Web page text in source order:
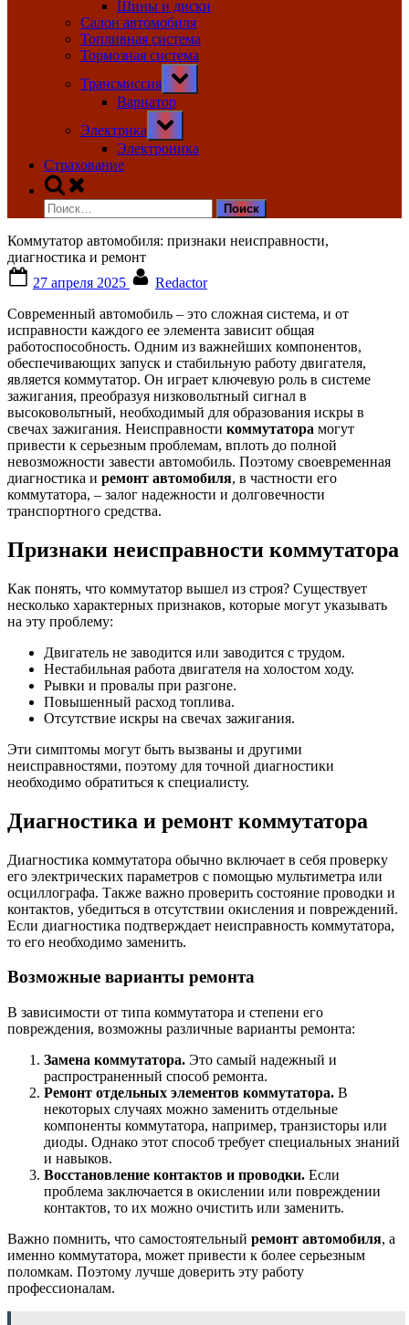
Шины и диски
Салон автомобиля
Топливная система
Тормозная система
Трансмиссия
Toggle
sub-
menu
Вариатор
Электрика
Toggle
sub-
menu
Электроника
Страхование
Toggle
search
form
Найти:
Коммутатор автомобиля: признаки неисправности,
диагностика и ремонт
on
27 апреля 2025
Redactor
Современный автомобиль – это сложная система, и от
исправности каждого ее элемента зависит общая
работоспособность. Одним из важнейших компонентов,
обеспечивающих запуск и стабильную работу двигателя,
является коммутатор. Он играет ключевую роль в системе
зажигания, преобразуя низковольтный сигнал в
высоковольтный, необходимый для образования искры в
свечах зажигания. Неисправности коммутатора могут
привести к серьезным проблемам, вплоть до полной
невозможности завести автомобиль. Поэтому своевременная
диагностика и ремонт автомобиля, в частности его
коммутатора, – залог надежности и долговечности
транспортного средства.
Признаки неисправности коммутатора
Как понять, что коммутатор вышел из строя? Существует
несколько характерных признаков, которые могут указывать
на эту проблему:
Двигатель не заводится или заводится с трудом.
Нестабильная работа двигателя на холостом ходу.
Рывки и провалы при разгоне.
Повышенный расход топлива.
Отсутствие искры на свечах зажигания.
Эти симптомы могут быть вызваны и другими
неисправностями, поэтому для точной диагностики
необходимо обратиться к специалисту.
Диагностика и ремонт коммутатора
Диагностика коммутатора обычно включает в себя проверку
его электрических параметров с помощью мультиметра или
осциллографа. Также важно проверить состояние проводки и
контактов, убедиться в отсутствии окисления и повреждений.
Если диагностика подтверждает неисправность коммутатора,
то его необходимо заменить.
Возможные варианты ремонта
В зависимости от типа коммутатора и степени его
повреждения, возможны различные варианты ремонта:
Замена коммутатора. Это самый надежный и
распространенный способ ремонта.
Ремонт отдельных элементов коммутатора. В
некоторых случаях можно заменить отдельные
компоненты коммутатора, например, транзисторы или
диоды. Однако этот способ требует специальных знаний
и навыков.
Восстановление контактов и проводки. Если
проблема заключается в окислении или повреждении
контактов, то их можно очистить или заменить.
Важно помнить, что самостоятельный ремонт автомобиля, а
именно коммутатора, может привести к более серьезным
поломкам. Поэтому лучше доверить эту работу
профессионалам.